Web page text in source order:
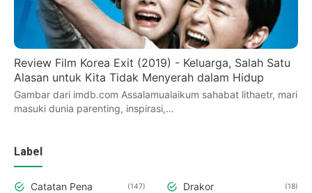
Review Film Korea Exit (2019) - Keluarga, Salah Satu
Alasan untuk Kita Tidak Menyerah dalam Hidup
Gambar dari imdb.com Assalamualaikum sahabat lithaetr, mari
masuki dunia parenting, inspirasi,…
Label
Catatan Pena 147 Drakor 18